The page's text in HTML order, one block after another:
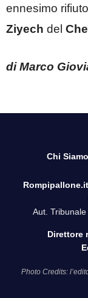
ennesimo
Ziyech del
di Marco
Chi Siamo
Rompipallone.it
Aut.
Direttore
Photo Credits: